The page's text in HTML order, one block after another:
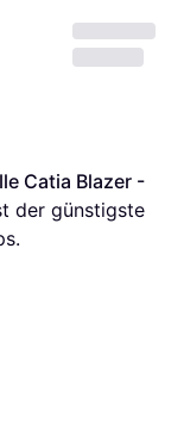
Catia Blazer -
der günstigste